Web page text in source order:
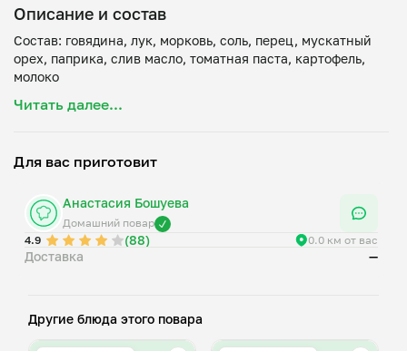
Описание и состав
Состав: говядина, лук, морковь, соль, перец, мускатный
орех, паприка, слив масло, томатная паста, картофель,
Читать далее...
Для вас приготовит
Анастасия Бошуева
Домашний повар
4.9
(88) 0.0 км от вас
Доставка —
Другие блюда этого повара